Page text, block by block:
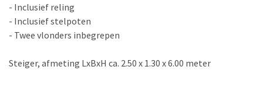
- Inclusief reling
- Inclusief stelpoten
- Twee vlonders inbegrepen
Steiger, afmeting LxBxH ca. 2.50 x 1.30 x 6.00 meter